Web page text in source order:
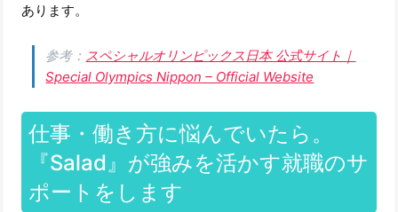
あります。
参考： スペシャルオリンピックス日本 公式サイト｜
Special Olympics Nippon – Official Website
仕事・働き方に悩んでいたら。
『Salad』が強みを活かす就職のサ
ポートをします